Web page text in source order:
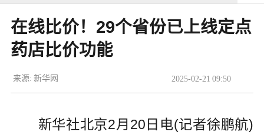
在线比价！29个省份已上线定点
药店比价功能
2025-02-21 09:50
来源: 新华网
新华社北京2月20日电(记者徐鹏航)